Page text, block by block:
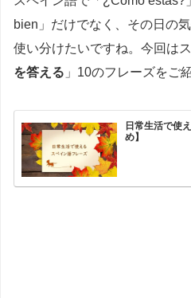
bien」だけでなく、その日の
使い分けたいですね。今回は
を答える 」10のフレーズをご
日常生活で使
め】